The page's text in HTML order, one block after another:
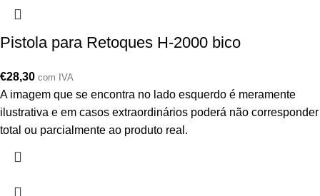
Pistola para Retoques H-2000 bico
€28,30 com IVA
A imagem que se encontra no lado esquerdo é meramente
ilustrativa e em casos extraordinários poderá não corresponder
total ou parcialmente ao produto real.